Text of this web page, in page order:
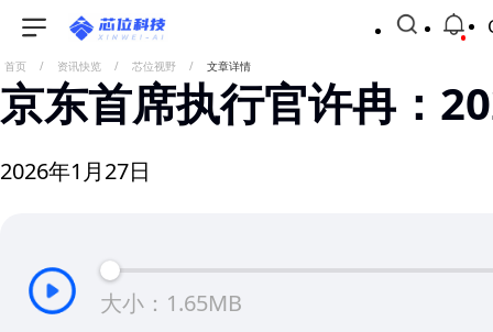
首页 / 资讯快览 / 芯位视野 / 文章详情
京东首席执行官许冉：
2026年1月27日
大小：1.65MB